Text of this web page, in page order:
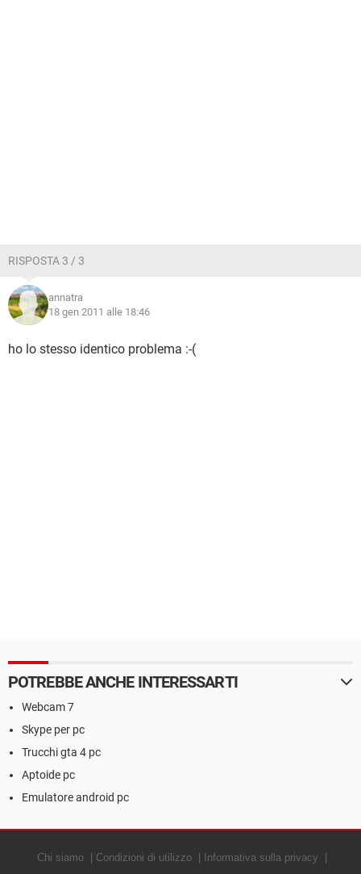
RISPOSTA 3 / 3
annatra
18 gen 2011 alle 18:46
ho lo stesso identico problema :-(
POTREBBE ANCHE INTERESSARTI
Webcam 7
Skype per pc
Trucchi gta 4 pc
Aptoide pc
Emulatore android pc
Chi siamo Condizioni di utilizzo
Informativa sulla privacy